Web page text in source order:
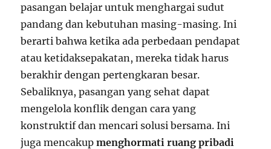
pasangan belajar untuk menghargai sudut
pandang dan kebutuhan masing-masing. Ini
berarti bahwa ketika ada perbedaan pendapat
atau ketidaksepakatan, mereka tidak harus
berakhir dengan pertengkaran besar.
Sebaliknya, pasangan yang sehat dapat
mengelola konflik dengan cara yang
konstruktif dan mencari solusi bersama. Ini
juga mencakupmenghormati ruang pribadi